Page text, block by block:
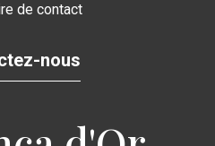
de contact
nous